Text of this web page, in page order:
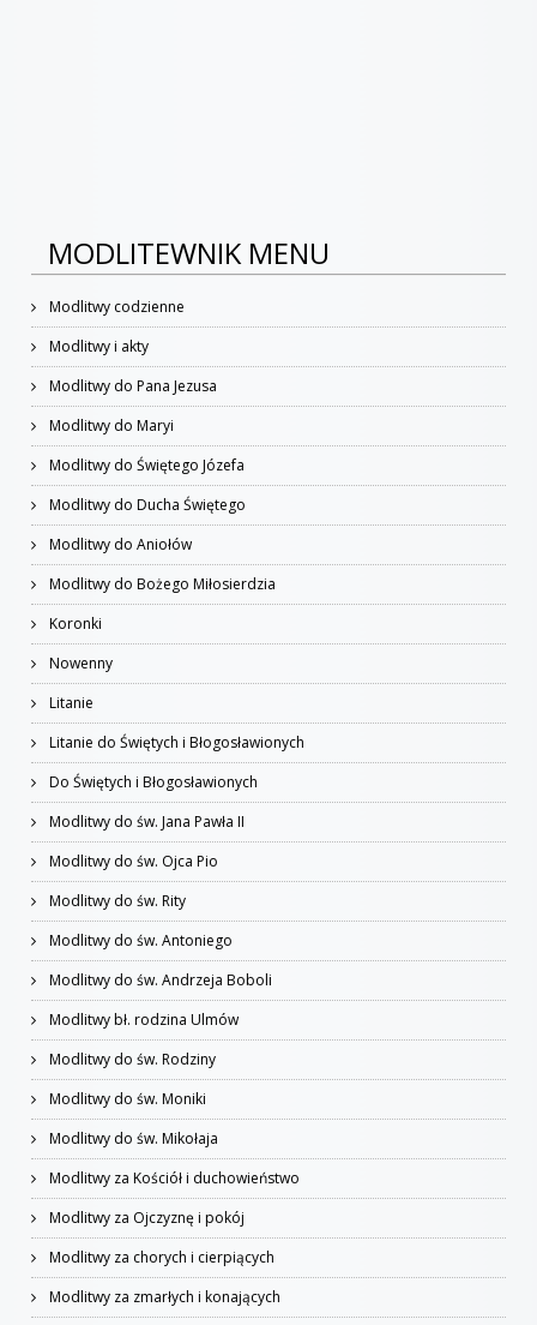
MODLITEWNIK MENU
Modlitwy codzienne
Modlitwy i akty
Modlitwy do Pana Jezusa
Modlitwy do Maryi
Modlitwy do Świętego Józefa
Modlitwy do Ducha Świętego
Modlitwy do Aniołów
Modlitwy do Bożego Miłosierdzia
Koronki
Nowenny
Litanie
Litanie do Świętych i Błogosławionych
Do Świętych i Błogosławionych
Modlitwy do św. Jana Pawła II
Modlitwy do św. Ojca Pio
Modlitwy do św. Rity
Modlitwy do św. Antoniego
Modlitwy do św. Andrzeja Boboli
Modlitwy bł. rodzina Ulmów
Modlitwy do św. Rodziny
Modlitwy do św. Moniki
Modlitwy do św. Mikołaja
Modlitwy za Kościół i duchowieństwo
Modlitwy za Ojczyznę i pokój
Modlitwy za chorych i cierpiących
Modlitwy za zmarłych i konających